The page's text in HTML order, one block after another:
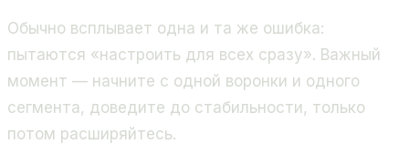
Обычно всплывает одна и та же ошибка:
пытаются «настроить для всех сразу». Важный
момент — начните с одной воронки и одного
сегмента, доведите до стабильности, только
потом расширяйтесь.